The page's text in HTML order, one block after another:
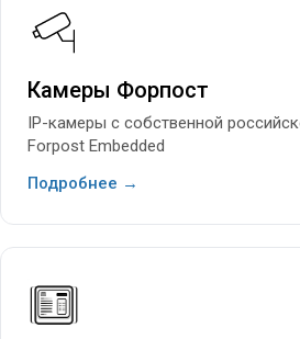
Камеры Форпост
IP-камеры с собственной
Forpost Embedded
Подробнее →